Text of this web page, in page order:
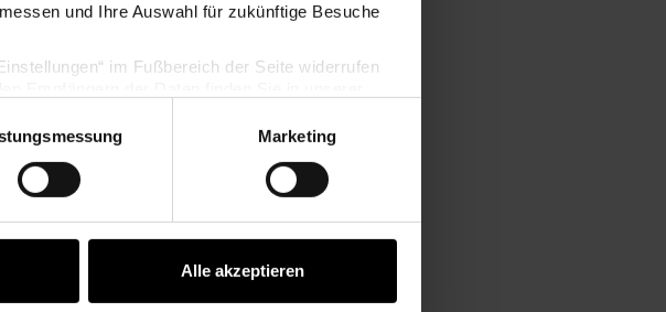
und Ihre Auswahl für zukünftige Besuche
im Fußbereich der Seite widerrufen
Marketing
Alle akzeptieren